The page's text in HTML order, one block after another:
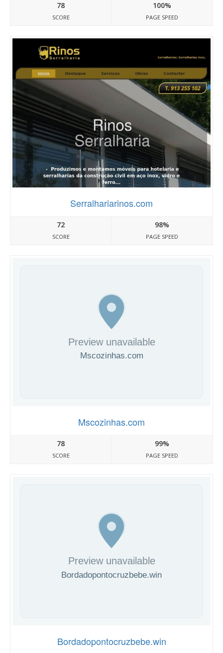
78
SCORE
100%
PAGE SPEED
Serralhariarinos.com
72
SCORE
98%
PAGE SPEED
Mscozinhas.com
78
SCORE
99%
PAGE SPEED
Bordadopontocruzbebe.win